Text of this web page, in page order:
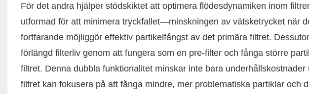
För det andra hjälper stödskiktet att optimera flödesdynamiken inom
utformad för att minimera tryckfallet—minskningen av vätsketrycket när
fortfarande möjliggör effektiv partikelfångst av det primära filtret.
förlängd filterliv genom att fungera som en pre-filter och fånga större
filtret. Denna dubbla funktionalitet minskar inte bara
filtret kan fokusera på att fånga mindre, mer problematiska partiklar och